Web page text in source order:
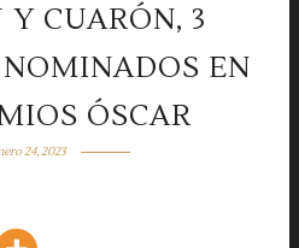
CUARÓN, 3
EN
ÓSCAR
24, 2023